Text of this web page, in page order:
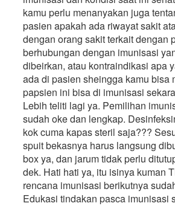
kamu perlu menanyakan juga
pasien apakah ada riwayat sakit
dengan orang sakit terkait dengan
berhubungan dengan imunisasi
dibeirkan, atau kontraindikasi apa
ada di pasien sheingga kamu bisa
papsien ini bisa di imunisasi
Lebih teliti lagi ya. Pemilihan
sudah oke dan lengkap.
kok cuma kapas steril saja???
spuit bekasnya harus langsung
box ya, dan jarum tidak perlu
dek. Hati hati ya, itu isinya kuman
rencana imunisasi berikutnya
Edukasi tindakan pasca imunisasi